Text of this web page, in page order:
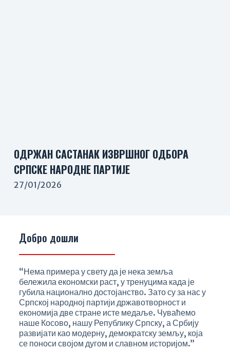
ОДРЖАН САСТАНАК ИЗВРШНОГ ОДБОРА
СРПСКЕ НАРОДНЕ ПАРТИЈЕ
27/01/2026
Добро дошли
“Нема примера у свету да је нека земља
бележила економски раст, у тренуцима када је
губила национално достојанство. Зато су за нас у
Српској народној партији државотворност и
економија две стране исте медаље. Чуваћемо
наше Косово, нашу Републику Српску, а Србију
развијати као модерну, демократску земљу, која
се поноси својом дугом и славном историјом.”